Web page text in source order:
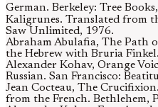
German. Berkeley: Tree
Kaligrunes. Translated from
Saw Unlimited, 1976.
Abraham Abulafia, The Path
the Hebrew with Bruria
Alexander Kohav, Orange
Russian. San Francisco:
Jean Cocteau, The
from the French. Bethlehem,